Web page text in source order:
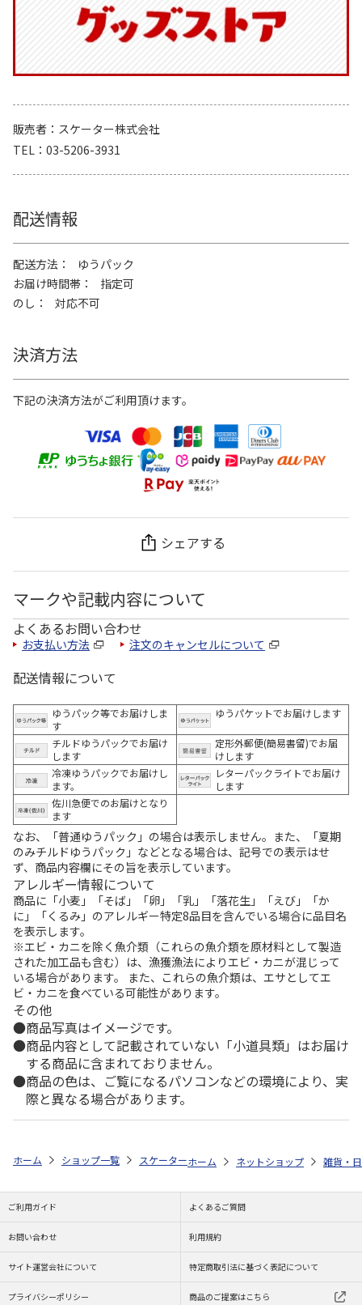
販売者
スケーター株式会社
TEL
03-5206-3931
配送情報
配送方法
ゆうパック
お届け時間帯
指定可
のし
対応不可
決済方法
下記の決済方法がご利用頂けます。
シェアする
マークや記載内容について
よくあるお問い合わせ
お支払い方法 注文のキャンセルについて
配送情報について
ゆうパック等でお届けしま
す
ゆうパケットでお届けします
チルドゆうパックでお届け
します
定形外郵便(簡易書留)でお届
けします
冷凍ゆうパックでお届けし
ます。
レターパックライトでお届け
します
佐川急便でのお届けとなり
ます
なお、「普通ゆうパック」の場合は表示しません。また、「夏期
のみチルドゆうパック」などとなる場合は、記号での表示はせ
ず、商品内容欄にその旨を表示しています。
アレルギー情報について
商品に「小麦」「そば」「卵」「乳」「落花生」「えび」「か
に」「くるみ」のアレルギー特定8品目を含んでいる場合に品目名
を表示します。
※エビ・カニを除く魚介類（これらの魚介類を原材料として製造
された加工品も含む）は、漁獲漁法によりエビ・カニが混じって
いる場合があります。 また、これらの魚介類は、エサとしてエ
ビ・カニを食べている可能性があります。
その他
商品写真はイメージです。
商品内容として記載されていない「小道具類」はお届け
する商品に含まれておりません。
商品の色は、ご覧になるパソコンなどの環境により、実
際と異なる場合があります。
ホーム ショップ一覧 スケーター 抗菌音の鳴らない箸・箸箱セット
ホーム ネットショップ 雑貨・
ご利用ガイド よくあるご質問
お問い合わせ 利用規約
サイト運営会社について 特定商取引法に基づく表記について
プライバシーポリシー 商品のご提案はこちら